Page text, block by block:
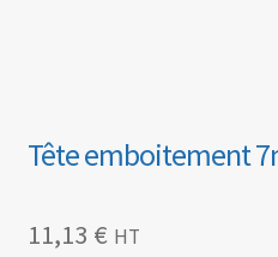
Tête emboitement
11,13 € HT